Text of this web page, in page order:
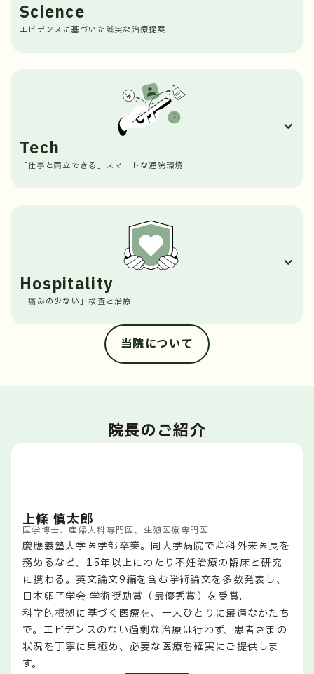
Science
エビデンスに基づいた誠実な治療提案
ップではなく、医学的根拠に基づいた最適な治療選択を
あなたに合わせた治療設計
年齢、AMH（卵巣予備能）、不妊期間、これまでの治
療歴などを総合的に評価し、「今、最も妊娠に近づく方
過度に急ぐことも、必要以上に待たせることもありませ
ん。医学的適応を大切にしながら、納得のいく形で治療
Tech
「仕事と両立できる」スマートな通院環境
の力をフル活用しています。
24時間予約可能なアプリ、事前のWeb問診、そしてス
マート決済の導入により、クリニック滞在中の無駄な待
ち時間を徹底的に削減します。
安全と実績の担保
培養室には「タイムラプスインキュベーター」や独自開
発のWチェックシステム「QRIC」を導入。テクノロジ
Hospitality
「痛みの少ない」検査と治療
治療に伴う身体の苦痛を少しでも和らげることは、治療
を前向きに続けていただくための必須条件です。
い」採卵を心がけています。
す。
当院について
院長のご紹介
上條 慎太郎
医学博士、産婦人科専門医、生殖医療専門医
慶應義塾大学医学部卒業。同大学病院で産科外来医長を
務めるなど、15年以上にわたり不妊治療の臨床と研究
に携わる。英文論文9編を含む学術論文を多数発表し、
日本卵子学会 学術奨励賞（最優秀賞）を受賞。
科学的根拠に基づく医療を、一人ひとりに最適なかたち
で。エビデンスのない過剰な治療は行わず、患者さまの
状況を丁寧に見極め、必要な医療を確実にご提供しま
す。